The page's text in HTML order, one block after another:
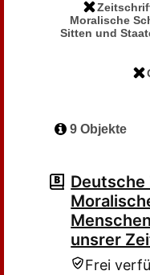
Moralische
Sitten und
9 Objekte
unsrer
Frei